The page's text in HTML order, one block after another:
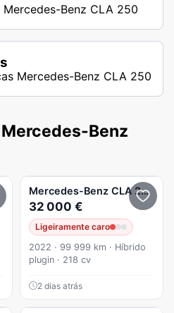
Mercedes-Benz CLA 250
Mercedes-Benz CLA 250
Benz
e 8G-DCT
Mercedes-Benz CLA 250
32 000 €
Ligeiramente caro
2022 · 99 999 km · Híbrido
plugin · 218 cv
2 dias atrás